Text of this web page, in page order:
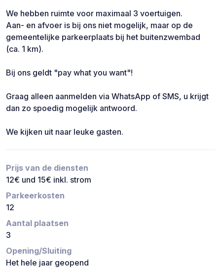
We hebben ruimte voor maximaal 3 voertuigen.
Aan- en afvoer is bij ons niet mogelijk, maar op de
gemeentelijke parkeerplaats bij het buitenzwembad
(ca. 1 km).
Bij ons geldt "pay what you want"!
Graag alleen aanmelden via WhatsApp of SMS, u krijgt
dan zo spoedig mogelijk antwoord.
We kijken uit naar leuke gasten.
Prijs van de diensten
12€ und 15€ inkl. strom
Parkeerkosten
12
Aantal plaatsen
3
Opening/Sluiting
Het hele jaar geopend